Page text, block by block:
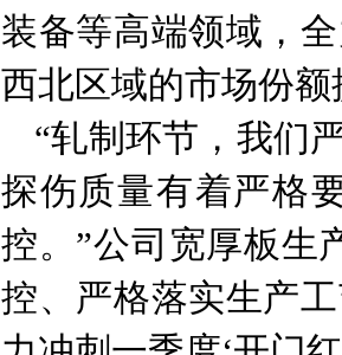
装备等高端领域，
西北区域的市场份
“轧制环节，我们
探伤质量有着严格
控。”公司宽厚板生
控、严格落实生产